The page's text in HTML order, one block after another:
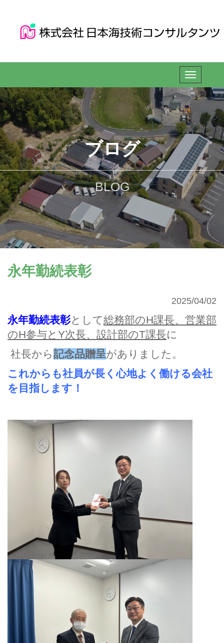
ブログ
BLOG
永年勤続表彰
2025/04/02
永年勤続表彰として総務部のH課長、営業部
のH参与とY次長、設計部のT課長に
社長から記念品贈呈がありました。
これからも社員が長く心地よく働ける会社
を目指します！